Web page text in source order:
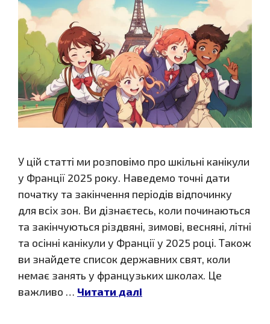
У цій статті ми розповімо про шкільні канікули
у Франції 2025 року. Наведемо точні дати
початку та закінчення періодів відпочинку
для всіх зон. Ви дізнаєтесь, коли починаються
та закінчуються різдвяні, зимові, весняні, літні
та осінні канікули у Франції у 2025 році. Також
ви знайдете список державних свят, коли
немає занять у французьких школах. Це
важливо … Читати далі